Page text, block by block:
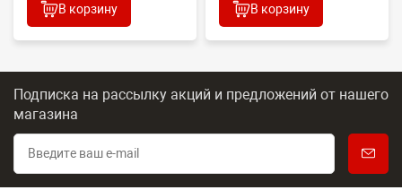
В корзину В корзину
Подписка на рассылку акций и предложений от нашего
магазина